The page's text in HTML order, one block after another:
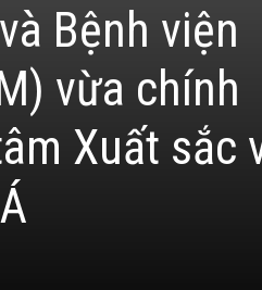
Bệnh viện
vừa chính
Xuất sắc